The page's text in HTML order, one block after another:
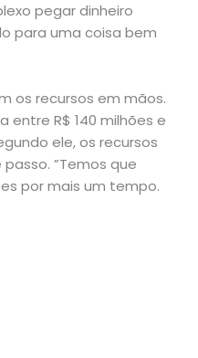
pegar dinheiro
para uma coisa bem
os recursos em mãos.
entre R$ 140 milhões e
ele, os recursos
”Temos que
por mais um tempo.